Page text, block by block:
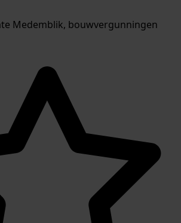
Medemblik, bouwvergunningen